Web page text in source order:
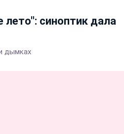
лето": синоптик дала
дымках